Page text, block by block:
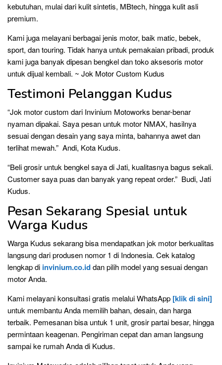
kebutuhan, mulai dari kulit sintetis, MBtech, hingga kulit asli
premium.
Kami juga melayani berbagai jenis motor, baik matic, bebek,
sport, dan touring. Tidak hanya untuk pemakaian pribadi, produk
kami juga banyak dipesan bengkel dan toko aksesoris motor
untuk dijual kembali. ~ Jok Motor Custom Kudus
Testimoni Pelanggan Kudus
“Jok motor custom dari Invinium Motoworks benar-benar
nyaman dipakai. Saya pesan untuk motor NMAX, hasilnya
sesuai dengan desain yang saya minta, bahannya awet dan
terlihat mewah.” Andi, Kota Kudus.
“Beli grosir untuk bengkel saya di Jati, kualitasnya bagus sekali.
Customer saya puas dan banyak yang repeat order.” Budi, Jati
Kudus.
Pesan Sekarang Spesial untuk
Warga Kudus
Warga Kudus sekarang bisa mendapatkan jok motor berkualitas
langsung dari produsen nomor 1 di Indonesia. Cek katalog
lengkap di invinium.co.iddan pilih model yang sesuai dengan
motor Anda.
Kami melayani konsultasi gratis melalui WhatsApp [klik di sini]
untuk membantu Anda memilih bahan, desain, dan harga
terbaik. Pemesanan bisa untuk 1 unit, grosir partai besar, hingga
permintaan keagenan. Pengiriman cepat dan aman langsung
sampai ke rumah Anda di Kudus.